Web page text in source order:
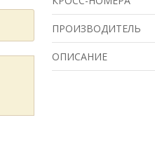
ПРОИЗВОДИТЕЛЬ
ОПИСАНИЕ